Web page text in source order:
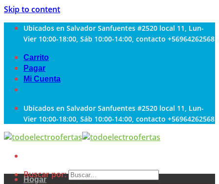
Skip to content
Ubicados en Salvador Sanfuentes #2520 local 11, Lun-
Vier 10:00-18:00, Sáb 10:00-14:00, contacto +56964262568
Carrito
Pagar
Mi Cuenta
Ubicados en Salvador Sanfuentes #2520 local 11, Lun-
Vier 10:00-18:00, Sáb 10:00-14:00, contacto +56964262568
Buscar por:
Hogar